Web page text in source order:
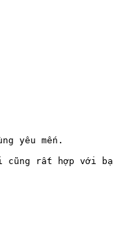
yêu mến.
cũng rất hợp với